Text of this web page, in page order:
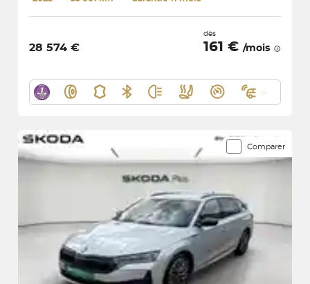
28 574 €
dès
161 € /mois
Comparer